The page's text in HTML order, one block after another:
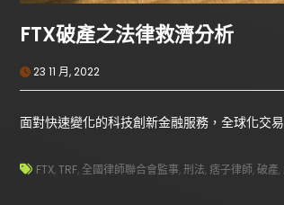
FTX破產之法律救濟分析
23 11 月, 2022
面對快速變化的科技創新金融服務，全球化交
FTX,TRF, 全國律師聯合會監事,刑法,痞子律師,破產,